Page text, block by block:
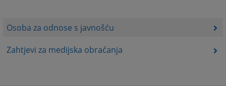
Osoba za odnose s javnošću
Zahtjevi za medijska obraćanja